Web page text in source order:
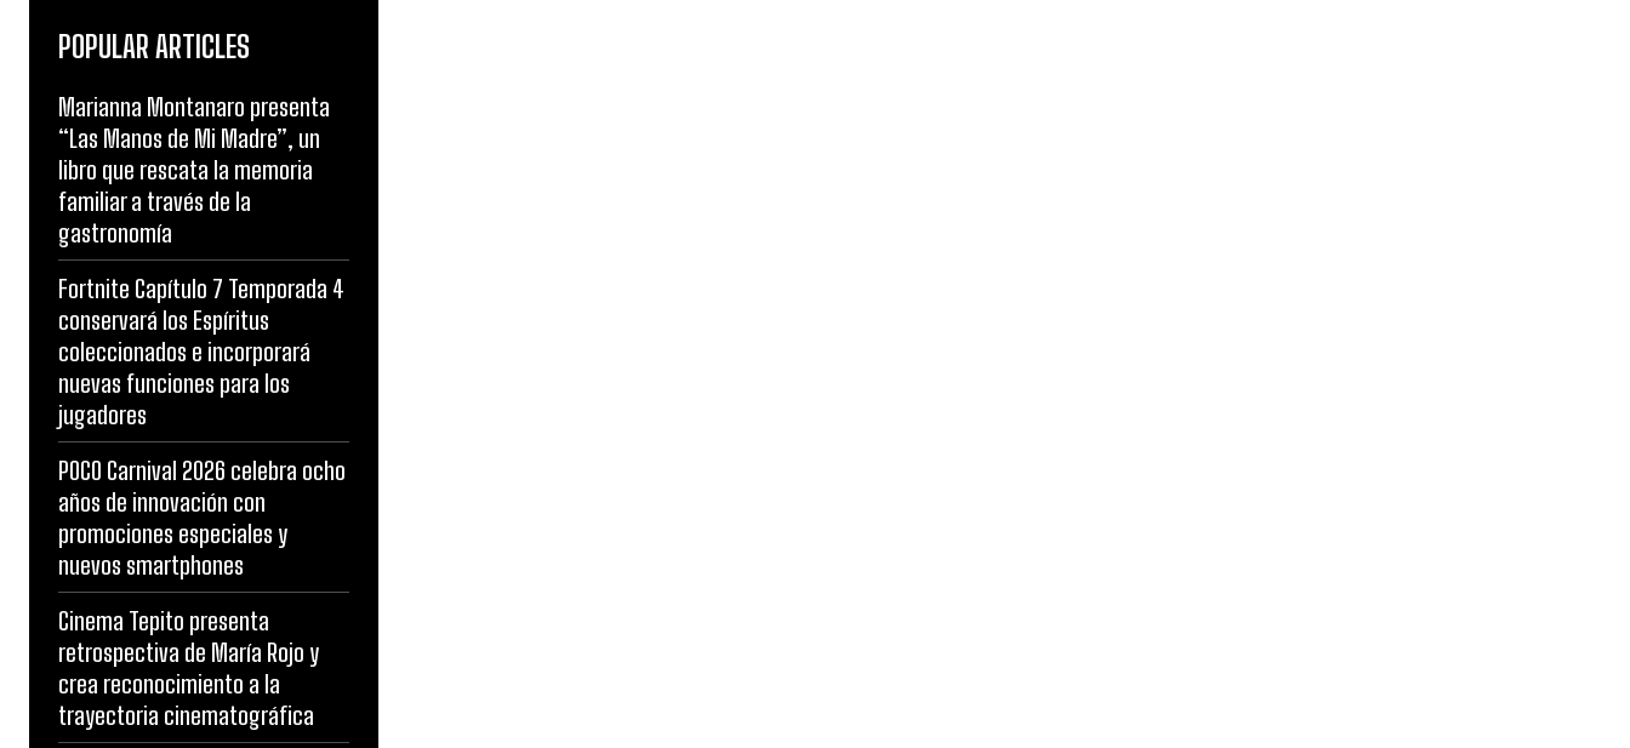
POPULAR ARTICLES
Marianna Montanaro presenta
“Las Manos de Mi Madre”, un
libro que rescata la memoria
familiar a través de la
gastronomía
Fortnite Capítulo 7 Temporada 4
conservará los Espíritus
coleccionados e incorporará
nuevas funciones para los
jugadores
POCO Carnival 2026 celebra ocho
años de innovación con
promociones especiales y
nuevos smartphones
Cinema Tepito presenta
retrospectiva de María Rojo y
crea reconocimiento a la
trayectoria cinematográfica